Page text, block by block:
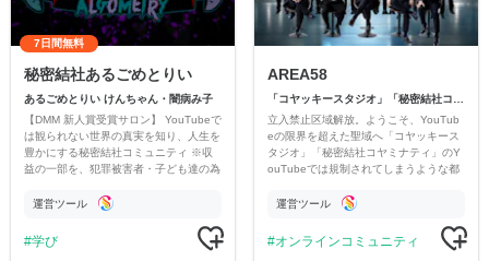
7日間無料
秘密結社あるごめとりい
あるごめとりい けんちゃん・闇病み子
【DMM 新人賞受賞サロン】 YouTubeで
は観られない世界の真実を知り、人生を
豊かにする秘密結社コミュニティ ※収
益の一部を、犯罪被害者・子ども達の為
す運営ツール
学び
AREA58
立入禁止区域解放。ようこそ、YouTub
eの限界を超えた聖域へ「コヤッキース
タジオ」「秘密結社コヤミナティ」のY
ouTubeでは規制されてしまうような都
公開。
運営ツール
オンラインコミュニティ